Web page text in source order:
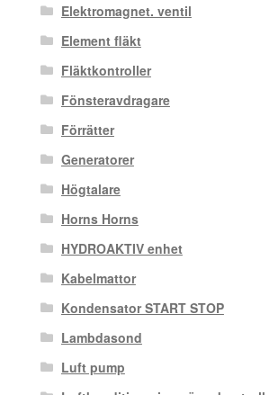
Elektromagnet. ventil
Element fläkt
Fläktkontroller
Fönsteravdragare
Förrätter
Generatorer
Högtalare
Horns Horns
HYDROAKTIV enhet
Kabelmattor
Kondensator START STOP
Lambdasond
Luft pump